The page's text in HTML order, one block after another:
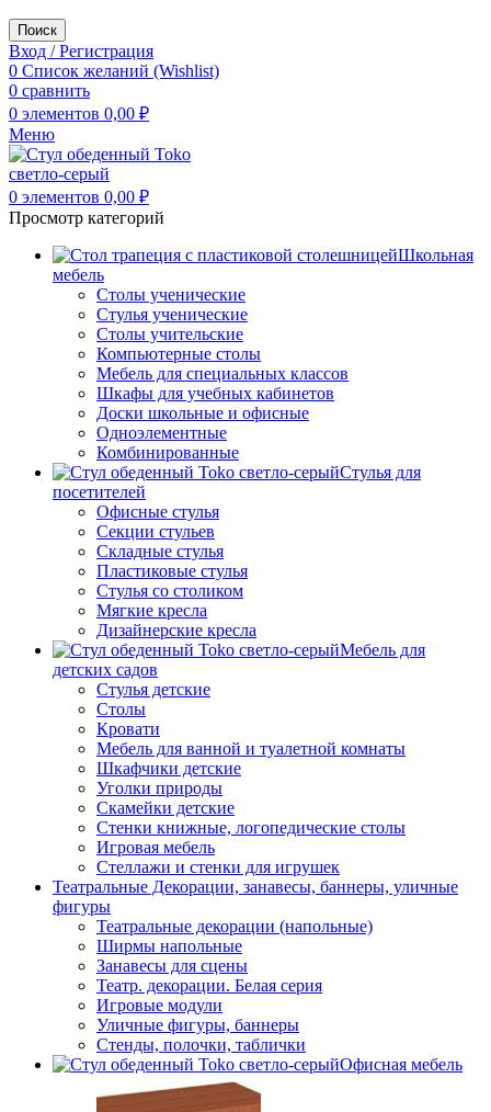
Поиск
Вход / Регистрация
0 Список желаний (Wishlist)
0 сравнить
0 элементов 0,00 ₽
Меню
0 элементов 0,00 ₽
Просмотр категорий
Школьная
мебель
Столы ученические
Стулья ученические
Столы учительские
Компьютерные столы
Мебель для специальных классов
Шкафы для учебных кабинетов
Доски школьные и офисные
Одноэлементные
Комбинированные
Стулья для
посетителей
Офисные стулья
Секции стульев
Складные стулья
Пластиковые стулья
Стулья со столиком
Мягкие кресла
Дизайнерские кресла
Мебель для
детских садов
Стулья детские
Столы
Кровати
Мебель для ванной и туалетной комнаты
Шкафчики детские
Уголки природы
Скамейки детские
Стенки книжные, логопедические столы
Игровая мебель
Стеллажи и стенки для игрушек
Театральные Декорации, занавесы, баннеры, уличные
фигуры
Театральные декорации (напольные)
Ширмы напольные
Занавесы для сцены
Театр. декорации. Белая серия
Игровые модули
Уличные фигуры, баннеры
Стенды, полочки, таблички
Офисная мебель